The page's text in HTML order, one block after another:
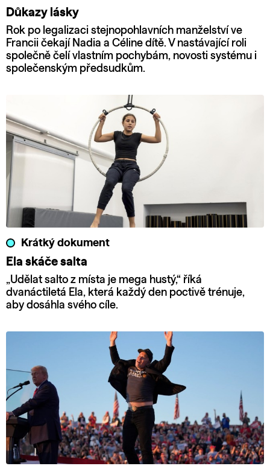
Důkazy lásky
Rok po legalizaci stejnopohlavních manželství ve
Francii čekají Nadia a Céline dítě. V nastávající roli
společně čelí vlastním pochybám, novosti systému i
společenským předsudkům.
Krátký dokument
Ela skáče salta
„Udělat salto z místa je mega hustý,“ říká
dvanáctiletá Ela, která každý den poctivě trénuje,
aby dosáhla svého cíle.